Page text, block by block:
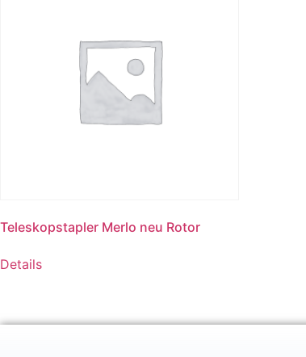
Teleskopstapler Merlo neu Rotor
Details